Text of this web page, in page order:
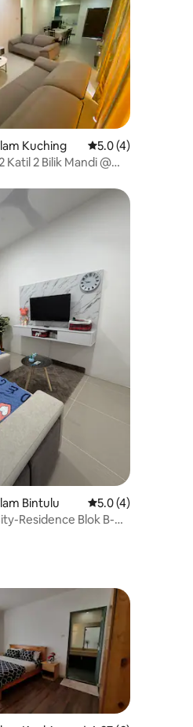
5, 4 ulasan
Kuching Penarafan purata
5.0 (4)
Katil 2 Bilik Mandi @
5, 10 ulasan
Bintulu Penarafan purata
5.0 (4)
Residence Blok B-